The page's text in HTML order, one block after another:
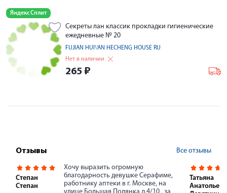
Яндекс Сплит
Секреты лан классик прокладки гигиенические
ежедневные № 20
FUJIAN HUI\'AN HECHENG HOUSE RU
Нет в наличии
265 ₽
Отзывы Все отзывы
Степан
Степан
Хочу выразить огромную
благодарность девушке Серафиме,
работнику аптеки в г. Москве, на
Татьяна